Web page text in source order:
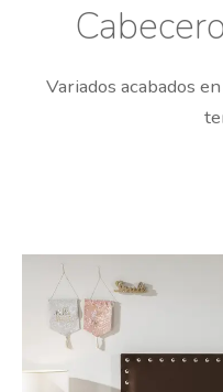
Cabecero
Variados acabados